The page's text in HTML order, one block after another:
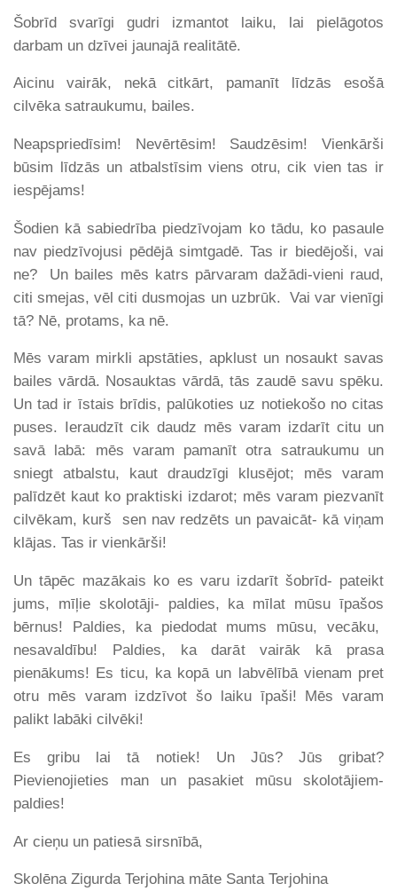
Šobrīd svarīgi gudri izmantot laiku, lai pielāgotos
darbam un dzīvei jaunajā realitātē.
Aicinu vairāk, nekā citkārt, pamanīt līdzās esošā
cilvēka satraukumu, bailes.
Neapspriedīsim! Nevērtēsim! Saudzēsim! Vienkārši
būsim līdzās un atbalstīsim viens otru, cik vien tas ir
iespējams!
Šodien kā sabiedrība piedzīvojam ko tādu, ko pasaule
nav piedzīvojusi pēdējā simtgadē. Tas ir biedējoši, vai
ne? Un bailes mēs katrs pārvaram dažādi-vieni raud,
citi smejas, vēl citi dusmojas un uzbrūk. Vai var vienīgi
tā? Nē, protams, ka nē.
Mēs varam mirkli apstāties, apklust un nosaukt savas
bailes vārdā. Nosauktas vārdā, tās zaudē savu spēku.
Un tad ir īstais brīdis, palūkoties uz notiekošo no citas
puses. Ieraudzīt cik daudz mēs varam izdarīt citu un
savā labā: mēs varam pamanīt otra satraukumu un
sniegt atbalstu, kaut draudzīgi klusējot; mēs varam
palīdzēt kaut ko praktiski izdarot; mēs varam piezvanīt
cilvēkam, kurš sen nav redzēts un pavaicāt- kā viņam
klājas. Tas ir vienkārši!
Un tāpēc mazākais ko es varu izdarīt šobrīd- pateikt
jums, mīļie skolotāji- paldies, ka mīlat mūsu īpašos
bērnus! Paldies, ka piedodat mums mūsu, vecāku,
nesavaldību! Paldies, ka darāt vairāk kā prasa
pienākums! Es ticu, ka kopā un labvēlībā vienam pret
otru mēs varam izdzīvot šo laiku īpaši! Mēs varam
palikt labāki cilvēki!
Es gribu lai tā notiek! Un Jūs? Jūs gribat?
Pievienojieties man un pasakiet mūsu skolotājiem-
paldies!
Ar cieņu un patiesā sirsnībā,
Skolēna Zigurda Terjohina māte Santa Terjohina